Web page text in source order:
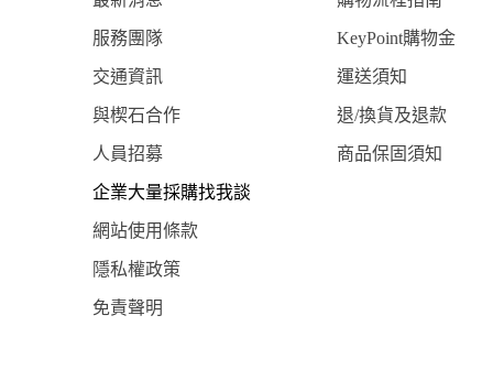
服務團隊 KeyPoint購物金
交通資訊 運送須知
與楔石合作 退/換貨及退款
人員招募 商品保固須知
企業大量採購找我談
網站使用條款
隱私權政策
免責聲明